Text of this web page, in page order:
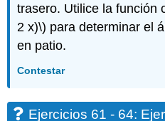
trasero. Utilice la función
2 x)\) para determinar el
en patio.
Contestar
Ejercicios 61 - 64: